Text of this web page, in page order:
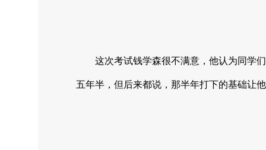
这次考试钱学森很不满意，他认为同学
五年半，但后来都说，那半年打下的基础让